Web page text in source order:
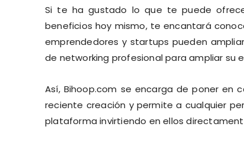
Si te ha gustado lo que te puede
beneficios hoy mismo, te encantará
emprendedores y startups pueden
de networking profesional para ampliar su
Así, Bihoop.com se encarga de poner en
reciente creación y permite a cualquier
plataforma invirtiendo en ellos